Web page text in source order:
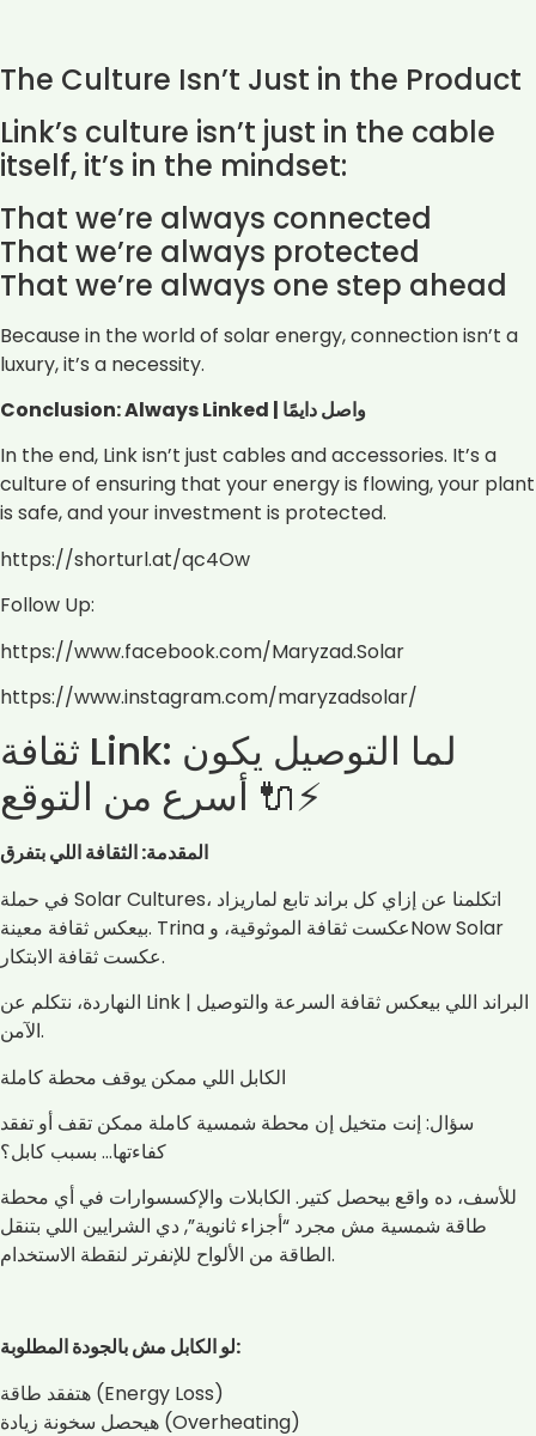
The Culture Isn’t Just in the Product
Link’s culture isn’t just in the cable
itself, it’s in the mindset:
That we’re always connected
That we’re always protected
That we’re always one step ahead
Because in the world of solar energy, connection isn’t a
luxury, it’s a necessity.
Conclusion: Always Linked | واصل دايمًا
In the end, Link isn’t just cables and accessories. It’s a
culture of ensuring that your energy is flowing, your plant
is safe, and your investment is protected.
https://shorturl.at/qc4Ow
Follow Up:
https://www.facebook.com/Maryzad.Solar
https://www.instagram.com/maryzadsolar/
ثقافة Link: لما التوصيل يكون
أسرع من التوقع 🔌⚡
المقدمة: الثقافة اللي بتفرق
في حملة Solar Cultures، اتكلمنا عن إزاي كل براند تابع لماريزاد
بيعكس ثقافة معينة. Trina عكست ثقافة الموثوقية، وNow Solar
عكست ثقافة الابتكار.
النهاردة، نتكلم عن Link | البراند اللي بيعكس ثقافة السرعة والتوصيل
الآمن.
الكابل اللي ممكن يوقف محطة كاملة
سؤال: إنت متخيل إن محطة شمسية كاملة ممكن تقف أو تفقد
كفاءتها… بسبب كابل؟
للأسف، ده واقع بيحصل كتير. الكابلات والإكسسوارات في أي محطة
طاقة شمسية مش مجرد “أجزاء ثانوية”, دي الشرايين اللي بتنقل
الطاقة من الألواح للإنفرتر لنقطة الاستخدام.
لو الكابل مش بالجودة المطلوبة:
هتفقد طاقة (Energy Loss)
هيحصل سخونة زيادة (Overheating)